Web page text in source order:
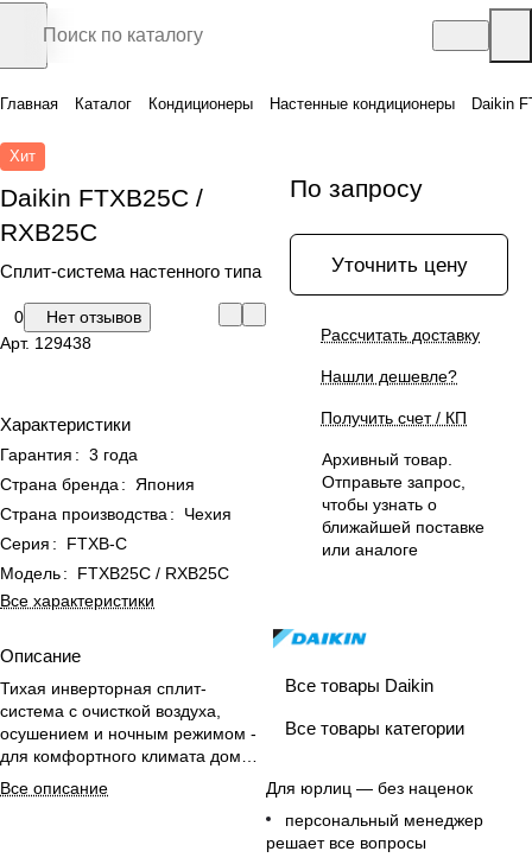
Главная Каталог Кондиционеры Настенные кондиционеры Daikin
Хит
Daikin FTXB25C /
RXB25C
Сплит-система настенного типа
0
Нет отзывов
Арт. 129438
Характеристики
Гарантия : 3 года
Страна бренда :
Япония
Страна производства :
Чехия
Серия :
FTXB-C
Модель:
FTXB25C / RXB25C
Все характеристики
Описание
Тихая инверторная сплит-
система с очисткой воздуха,
осушением и ночным режимом -
для комфортного климата дома
круглый год.
Все описание
По запросу
Уточнить цену
Рассчитать доставку
Нашли дешевле?
Получить счет / КП
Архивный товар.
Отправьте запрос,
чтобы узнать о
ближайшей поставке
или аналоге
Все товары Daikin
Все товары категории
Для юрлиц — без наценок
персональный менеджер
решает все вопросы